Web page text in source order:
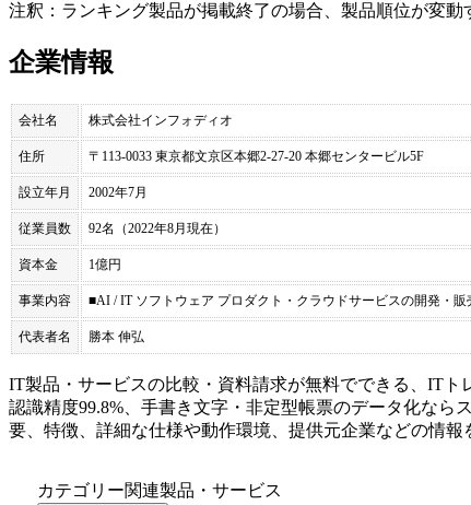
注釈：ランキング製品が掲載終了の場合、製品順位が変動
企業情報
会社名 株式会社インフォディオ
住所 〒113-0033 東京都文京区本郷2-27-20 本郷センタービル5F
設立年月 2002年7月
従業員数 92名（2022年8月現在）
資本金 1億円
事業内容 ■AI / IT ソフトウェア プロダクト・クラウドサービスの開発・
代表者名 勝本 伸弘
IT製品・サービスの比較・資料請求が無料でできる、ITト
認識精度99.8%、手書き文字・非定型帳票のデータ化なら
要、特徴、詳細な仕様や動作環境、提供元企業などの情
カテゴリー関連製品・サービス